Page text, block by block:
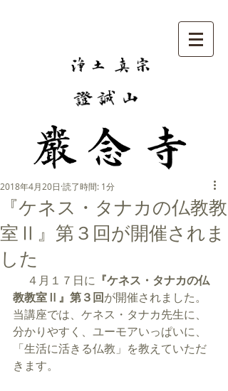
『ケネス・タナカの仏教教
室Ⅱ』第３回が開催されま
した
2018年4月20日 読了時間: 1分
４月１７日に 『ケネス・タナカの仏
教教室Ⅱ』第３回が開催されました。
当講座では、ケネス・タナカ先生に、
分かりやすく、ユーモアいっぱいに、
「生活に活きる仏教」を教えていただ
きます。